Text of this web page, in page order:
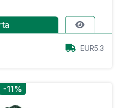
EUR5.3
-11%